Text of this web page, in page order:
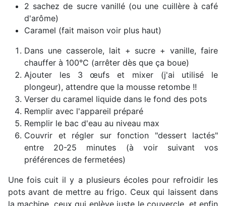
2 sachez de sucre vanillé (ou une cuillère à café
d'arôme)
Caramel (fait maison voir plus haut)
Dans une casserole, lait + sucre + vanille, faire
chauffer à 100°C (arrêter dès que ça boue)
Ajouter les 3 œufs et mixer (j'ai utilisé le
plongeur), attendre que la mousse retombe !!
Verser du caramel liquide dans le fond des pots
Remplir avec l'appareil préparé
Remplir le bac d'eau au niveau max
Couvrir et régler sur fonction "dessert lactés"
entre 20-25 minutes (à voir suivant vos
préférences de fermetées)
Une fois cuit il y a plusieurs écoles pour refroidir les
pots avant de mettre au frigo. Ceux qui laissent dans
la machine, ceux qui enlève juste le couvercle, et enfin